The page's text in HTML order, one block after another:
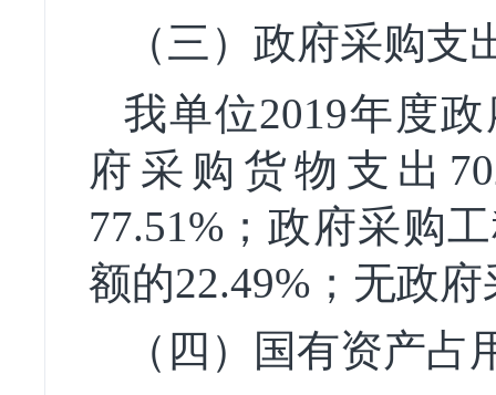
（三）政府采购支
我单位2019年度
府采购货物支出
77.51%；政府采购
额的22.49%；无政
（四）
国有资产占